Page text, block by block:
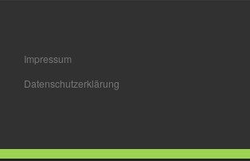
Impressum
Datenschutzerklärung